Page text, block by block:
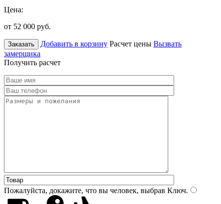
Цена:
от 52 000 руб.
Заказать Добавить в корзину Расчет цены Вызвать
замерщика
Получить расчет
Пожалуйста, докажите, что вы человек, выбрав Ключ.